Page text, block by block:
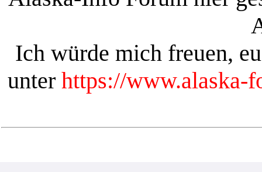
Ich würde mich freuen,
unter https://www.alaska-